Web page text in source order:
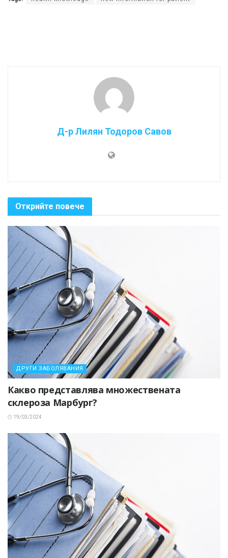
Д-р Лилян Тодоров Савов
Открийте повече
ДРУГИ ЗАБОЛЯВАНИЯ
Какво представлява множествената
склероза Марбург?
19/03/2024